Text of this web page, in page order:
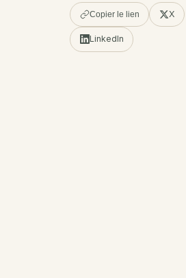
Copier le lien X
LinkedIn